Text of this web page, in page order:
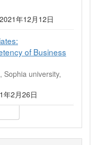
年12月12日
of Business
Sophia university,
年2月26日